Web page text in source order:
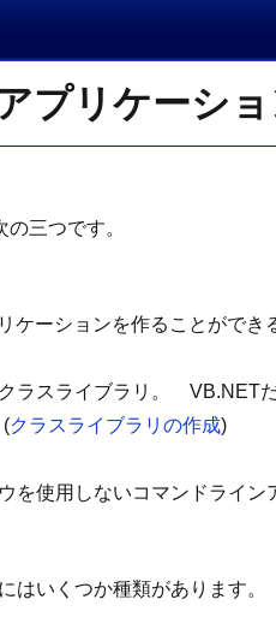
プリケーシ
三つです。
ーションを作ることができ
ラスライブラリ。 VB.NET
(クラスライブラリの作成)
を使用しないコマンドライン
はいくつか種類があります